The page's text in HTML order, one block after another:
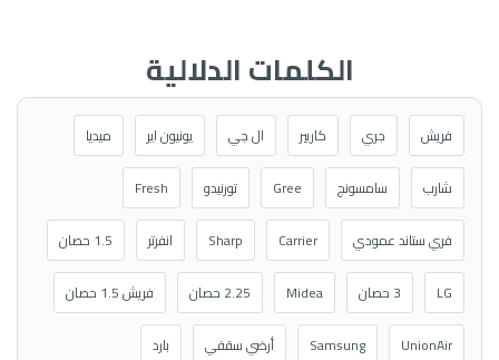
الكلمات الدلالية
فريش جري كاريير ال جي يونيون اير ميديا
شارب سامسونج Gree تورنيدو Fresh
فري ستاند عمودي Carrier
Sharp انفرتر 1.5 حصان
LG 3 حصان Midea 2.25 حصان فريش 1.5 حصان
UnionAir
Samsung أرضي سقفي بارد